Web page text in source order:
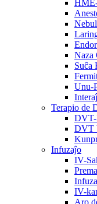
Naza
Suĉa
Unu-
Terapio de
DVT
Infuzaĵo
IV-
IV-
Aro